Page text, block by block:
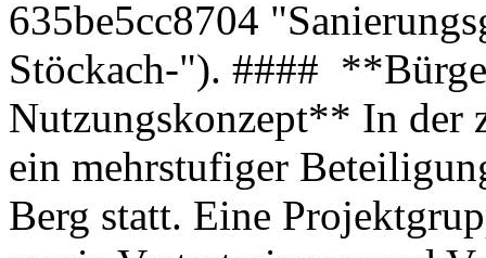
635be5cc8704
Stöckach-"). ####
Nutzungskonzept** In der
ein mehrstufiger
Berg statt. Eine